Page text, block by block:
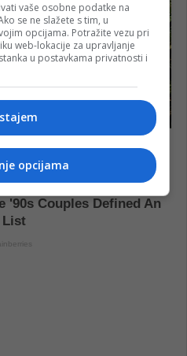
vaše osobne podatke na
se ne slažete s tim, u
opcijama. Potražite vezu pri
web-lokacije za upravljanje
u postavkama privatnosti i
opcijama